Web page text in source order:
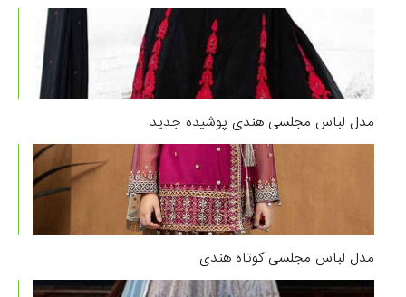
مدل لباس مجلسی هندی پوشیده جدید
مدل لباس مجلسی کوتاه هندی